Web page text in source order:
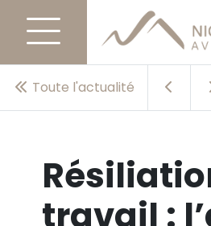
Toute l'actualité
travail :